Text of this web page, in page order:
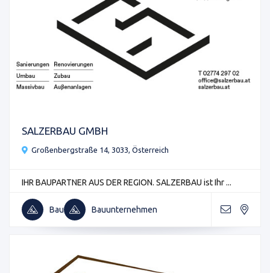
SALZERBAU GMBH
Großenbergstraße 14, 3033, Österreich
IHR BAUPARTNER AUS DER REGION. SALZERBAU ist Ihr ...
Bau Bauunternehmen